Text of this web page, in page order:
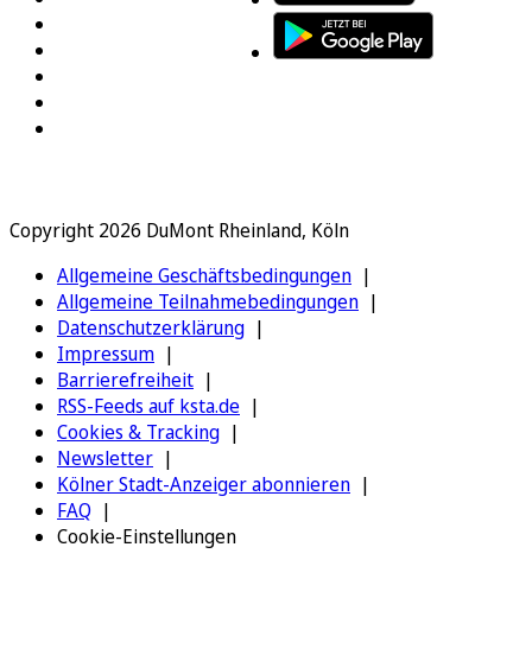
Copyright 2026 DuMont Rheinland, Köln
Allgemeine Geschäftsbedingungen
Allgemeine Teilnahmebedingungen
Datenschutzerklärung
Impressum
Barrierefreiheit
RSS-Feeds auf ksta.de
Cookies & Tracking
Newsletter
Kölner Stadt-Anzeiger abonnieren
FAQ
Cookie-Einstellungen